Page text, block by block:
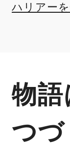
ハリアー
物語
つづ